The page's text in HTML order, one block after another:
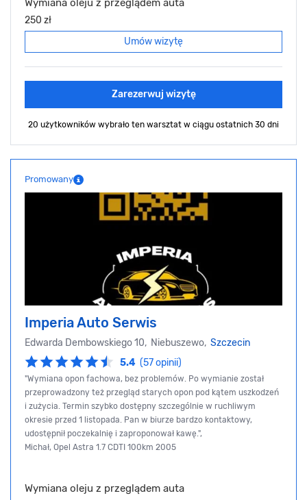
Wymiana oleju z przeglądem auta
250 zł
Umów wizytę
Zarezerwuj wizytę
20 użytkowników wybrało ten warsztat w ciągu ostatnich 30 dni
Promowany
Imperia Auto Serwis
Edwarda Dembowskiego 10, Niebuszewo, Szczecin
5.4 (57 opinii)
"Wymiana opon fachowa, bez problemów. Po wymianie został
przeprowadzony też przegląd starych opon pod kątem uszkodzeń
i zużycia. Termin szybko dostępny szczególnie w ruchliwym
okresie przed 1 listopada. Pan w biurze bardzo kontaktowy,
udostępnił poczekalnię i zaproponował kawę.",
Michał, Opel Astra 1.7 CDTI 100km 2005
Wymiana oleju z przeglądem auta